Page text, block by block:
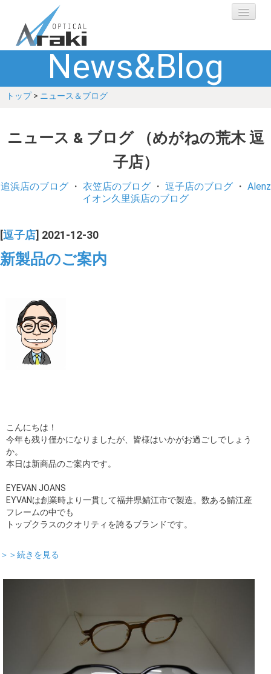
選ばれる理由
ブランド
ショップ
お客さまの声
コラム
ブログ
News&Blog
トップ> ニュース＆ブログ
ニュース & ブログ （めがねの荒木 逗
子店）
追浜店のブログ・ 衣笠店のブログ・ 逗子店のブログ・ Alenz
イオン久里浜店のブログ
逗子店 ] 2021-12-30
新製品のご案内
こんにちは！
今年も残り僅かになりましたが、皆様はいかがお過ごしでしょう
か。
本日は新商品のご案内です。
EYEVAN JOANS
EYVANは創業時より一貫して福井県鯖江市で製造。数ある鯖江産
フレームの中でも
トップクラスのクオリティを誇るブランドです。
＞＞続きを見る